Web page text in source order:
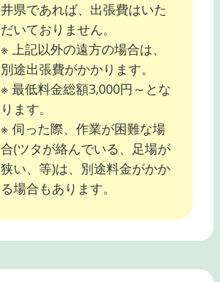
井県であれば、出張費はいた
だいておりません。
※ 上記以外の遠方の場合は、
別途出張費がかかります。
※ 最低料金総額3,000円～とな
ります。
※ 伺った際、作業が困難な場
合(ツタが絡んでいる、足場が
狭い、等)は、別途料金がかか
る場合もあります。